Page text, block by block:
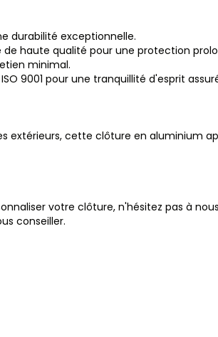
durabilité exceptionnelle.
haute qualité pour une protection
minimal.
9001 pour une tranquillité d'esprit
extérieurs, cette clôture en aluminium
votre clôture, n'hésitez pas à
conseiller.